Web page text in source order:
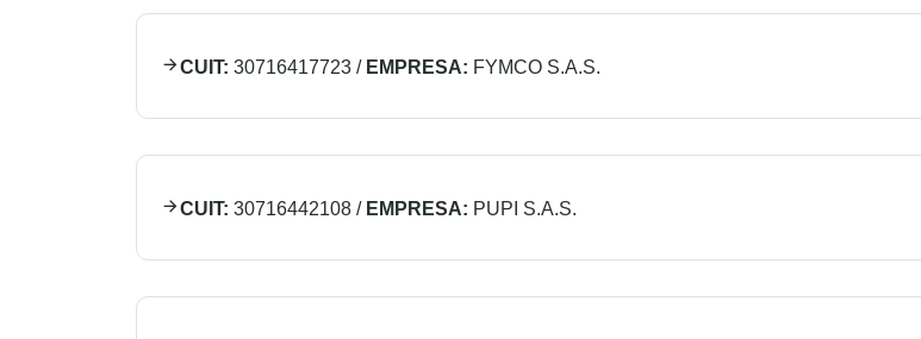
CUIT: 30716417723 / EMPRESA: FYMCO S.A.S.
CUIT: 30716442108 / EMPRESA: PUPI S.A.S.